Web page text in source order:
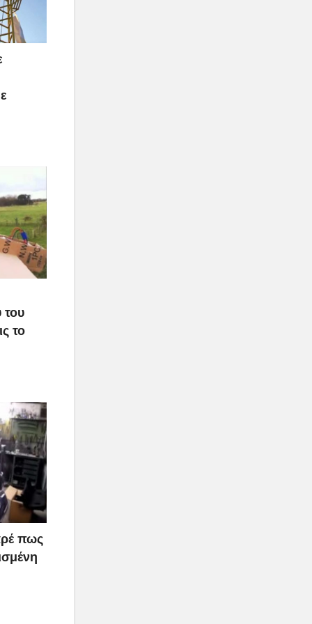
του
το
πως